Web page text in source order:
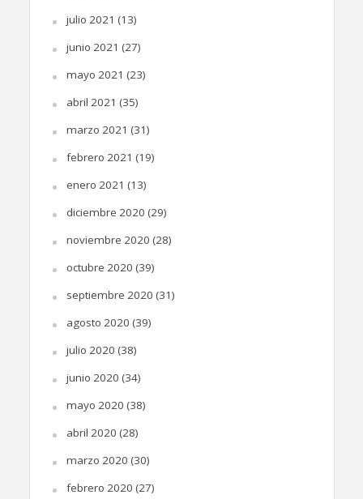
julio 2021 (13)
junio 2021 (27)
mayo 2021 (23)
abril 2021 (35)
marzo 2021 (31)
febrero 2021 (19)
enero 2021 (13)
diciembre 2020 (29)
noviembre 2020 (28)
octubre 2020 (39)
septiembre 2020 (31)
agosto 2020 (39)
julio 2020 (38)
junio 2020 (34)
mayo 2020 (38)
abril 2020 (28)
marzo 2020 (30)
febrero 2020 (27)